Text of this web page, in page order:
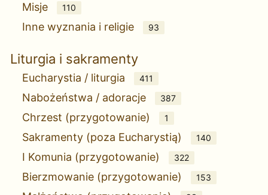
Misje 110
Inne wyznania i religie 93
Liturgia i sakramenty
Eucharystia / liturgia 411
Nabożeństwa / adoracje 387
Chrzest (przygotowanie) 1
Sakramenty (poza Eucharystią) 140
I Komunia (przygotowanie) 322
Bierzmowanie (przygotowanie) 153